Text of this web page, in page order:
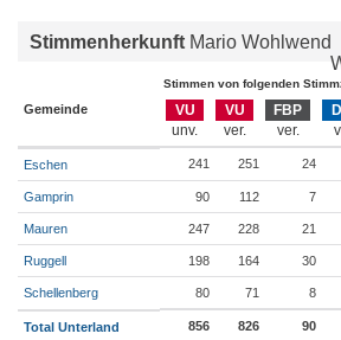
Stimmenherkunft Mario Wohlwend
Stimmen von folgenden
Gemeinde VU VU FBP
Eschen 241 251 24
Gamprin 90 112 7
Mauren 247 228 21
Ruggell 198 164 30
Schellenberg 80 71 8
Total Unterland 856 826 90